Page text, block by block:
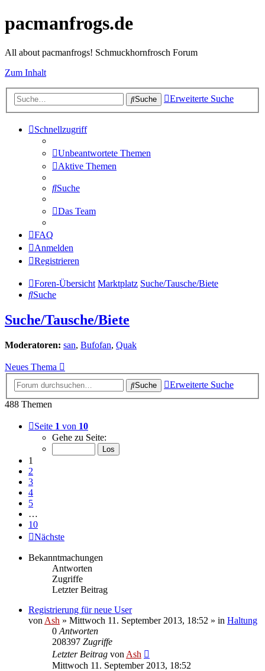
pacmanfrogs.de
All about pacmanfrogs! Schmuckhornfrosch Forum
Zum Inhalt
Suche Erweiterte Suche
Schnellzugriff
Unbeantwortete Themen
Aktive Themen
Suche
Das Team
FAQ
Anmelden
Registrieren
Foren-Übersicht Marktplatz Suche/Tausche/Biete
Suche
Suche/Tausche/Biete
Moderatoren: san, Bufofan, Quak
Neues Thema
Suche
Erweiterte Suche
488 Themen
Seite 1 von 10
Gehe zu Seite:
1
2
3
4
5
…
10
Nächste
Bekanntmachungen
Antworten
Zugriffe
Letzter Beitrag
Registrierung für neue User
von Ash » Mittwoch 11. September 2013, 18:52 » in Haltung
0 Antworten
208397 Zugriffe
Letzter Beitrag von Ash
Mittwoch 11. September 2013, 18:52